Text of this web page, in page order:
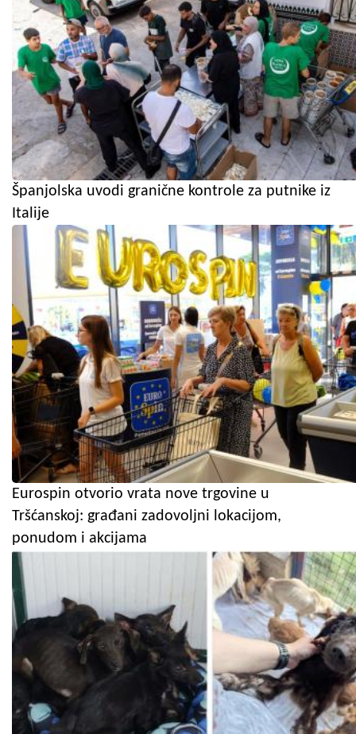
Španjolska uvodi granične kontrole za putnike iz
Italije
Eurospin otvorio vrata nove trgovine u
Tršćanskoj: građani zadovoljni lokacijom,
ponudom i akcijama